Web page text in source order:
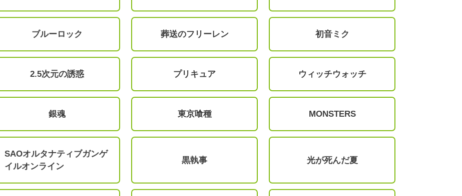
ブルーロック 葬送のフリーレン 初音ミク
2.5次元の誘惑 プリキュア ウィッチウォッチ
銀魂 東京喰種 MONSTERS
SAOオルタナティブガンゲ
イルオンライン
黒執事 光が死んだ夏